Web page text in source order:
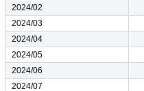
2024/02
2024/03
2024/04
2024/05
2024/06
2024/07